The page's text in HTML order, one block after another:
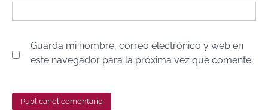
Guarda mi nombre, correo electrónico y web en
este navegador para la próxima vez que comente.